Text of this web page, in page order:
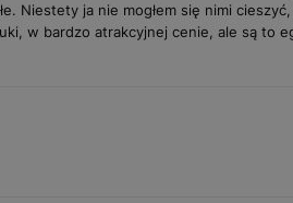
Niestety ja nie mogłem się nimi
w bardzo atrakcyjnej cenie, ale są to